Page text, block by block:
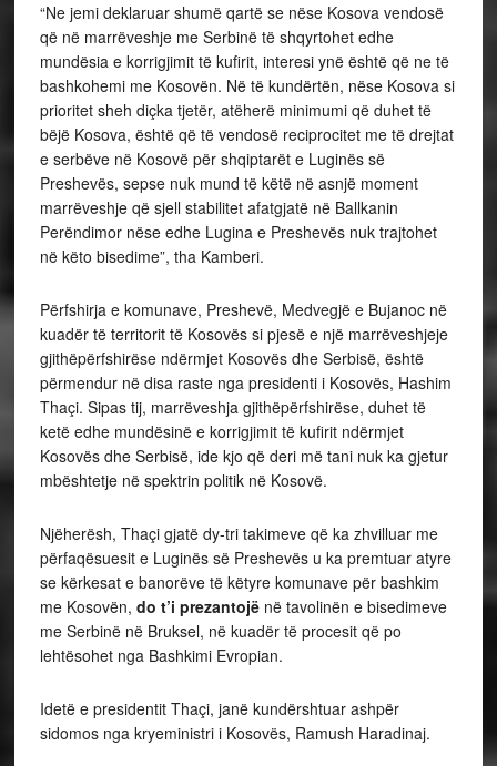
“Ne jemi deklaruar shumë qartë se nëse Kosova vendosë
që në marrëveshje me Serbinë të shqyrtohet edhe
mundësia e korrigjimit të kufirit, interesi ynë është që ne të
bashkohemi me Kosovën. Në të kundërtën, nëse Kosova si
prioritet sheh diçka tjetër, atëherë minimumi që duhet të
bëjë Kosova, është që të vendosë reciprocitet me të drejtat
e serbëve në Kosovë për shqiptarët e Luginës së
Preshevës, sepse nuk mund të këtë në asnjë moment
marrëveshje që sjell stabilitet afatgjatë në Ballkanin
Perëndimor nëse edhe Lugina e Preshevës nuk trajtohet
në këto bisedime”, tha Kamberi.
Përfshirja e komunave, Preshevë, Medvegjë e Bujanoc në
kuadër të territorit të Kosovës si pjesë e një marrëveshjeje
gjithëpërfshirëse ndërmjet Kosovës dhe Serbisë, është
përmendur në disa raste nga presidenti i Kosovës, Hashim
Thaçi. Sipas tij, marrëveshja gjithëpërfshirëse, duhet të
ketë edhe mundësinë e korrigjimit të kufirit ndërmjet
Kosovës dhe Serbisë, ide kjo që deri më tani nuk ka gjetur
mbështetje në spektrin politik në Kosovë.
Njëherësh, Thaçi gjatë dy-tri takimeve që ka zhvilluar me
përfaqësuesit e Luginës së Preshevës u ka premtuar atyre
se kërkesat e banorëve të këtyre komunave për bashkim
me Kosovën, do t’i prezantojënë tavolinën e bisedimeve
me Serbinë në Bruksel, në kuadër të procesit që po
lehtësohet nga Bashkimi Evropian.
Idetë e presidentit Thaçi, janë kundërshtuar ashpër
sidomos nga kryeministri i Kosovës, Ramush Haradinaj.